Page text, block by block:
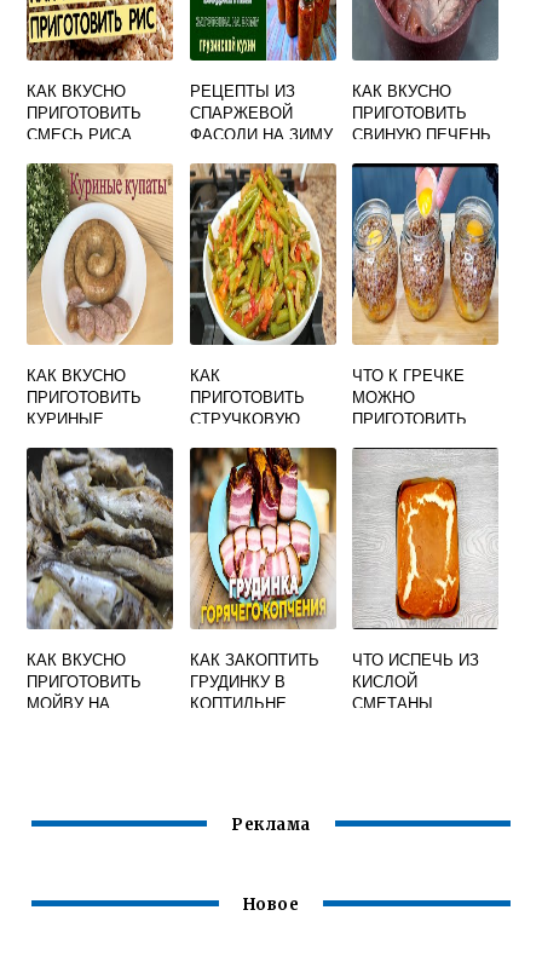
КАК ВКУСНО
ПРИГОТОВИТЬ
СМЕСЬ РИСА
ДИКОГО
РЕЦЕПТЫ ИЗ
СПАРЖЕВОЙ
ФАСОЛИ НА ЗИМУ
ПРОСТЫЕ
КАК ВКУСНО
ПРИГОТОВИТЬ
СВИНУЮ ПЕЧЕНЬ
ЛУКОМ И
МАЙОНЕЗОМ
КАК ВКУСНО
ПРИГОТОВИТЬ
КУРИНЫЕ
КАК
ПРИГОТОВИТЬ
СТРУЧКОВУЮ
ДУХОВКЕ ВКУСНО
ЧТО К ГРЕЧКЕ
МОЖНО
ПРИГОТОВИТЬ
ВКУСНО
КАК ВКУСНО
ПРИГОТОВИТЬ
МОЙВУ НА
КАК ЗАКОПТИТЬ
ГРУДИНКУ В
КОПТИЛЬНЕ
ЧТО ИСПЕЧЬ ИЗ
КИСЛОЙ
СМЕТАНЫ
Реклама
Новое